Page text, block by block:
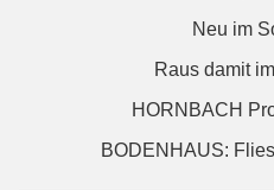
Neu im
Raus damit
HORNBACH
BODENHAUS: